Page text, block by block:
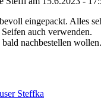
eingepackt. Alles
auch verwenden.
nachbestellen wollen.